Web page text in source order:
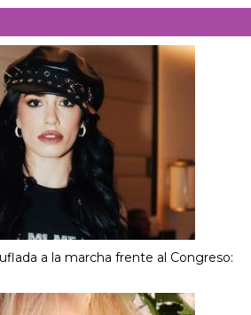
a la marcha frente al Congreso: